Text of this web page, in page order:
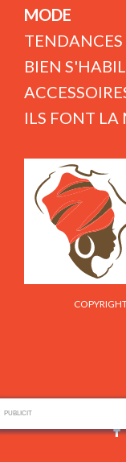
MODE
BIEN
ILS FONT LA
PUBLICIT